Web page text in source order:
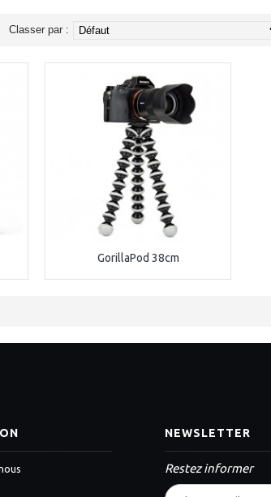
Classer par :
GorillaPod 38cm
NEWSLETTER
Restez informer